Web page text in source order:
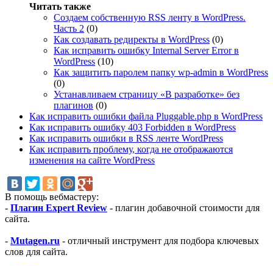
Читать также
Создаем собственную RSS ленту в WordPress.
Часть 2 (0)
Как создавать редиректы в WordPress (0)
Как исправить ошибку Internal Server Error в
WordPress (10)
Как защитить паролем папку wp-admin в WordPress
(0)
Устанавливаем страницу «В разработке» без
плагинов (0)
Как исправить ошибки файла Pluggable.php в WordPress
Как исправить ошибку 403 Forbidden в WordPress
Как исправить ошибки в RSS ленте WordPress
Как исправить проблему, когда не отображаются
изменения на сайте WordPress
В помощь вебмастеру:
- Плагин Expert Review - плагин добавочной стоимости для
сайта.
- Mutagen.ru - отличный инструмент для подбора ключевых
слов для сайта.